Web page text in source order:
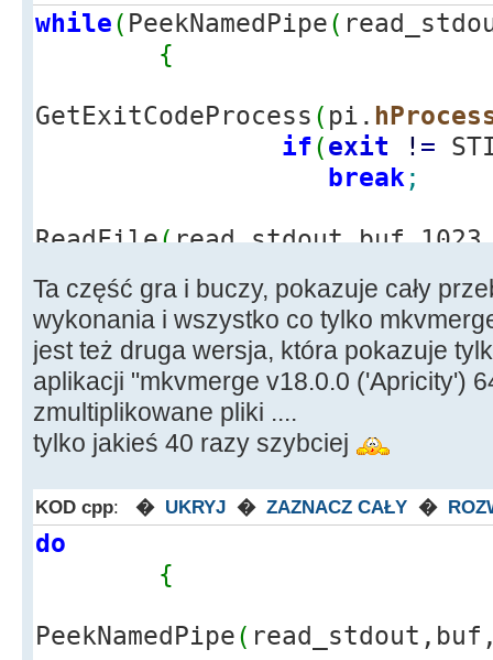
while( PeekNamedPipe(
{
GetExitCodeProcess ( pi.
if(exit ! =
break ;
ReadFile(
mess=String
pos=mess.
while(pos> 0
{
>Add(mess.SubString(1, pos
pos);
pos
Ta część gra i buczy, pokazuje cały
wykonania i wszystko co tylko
jest też druga wersja, która pokazuje
aplikacji "mkvmerge v18.0.0 ('Apricity')
zmultiplikowane pliki ....
tylko jakieś 40 razy szybciej
KOD cpp: � UKRYJ � ZAZNACZ CAŁY �
do
{
PeekNamedPipe(